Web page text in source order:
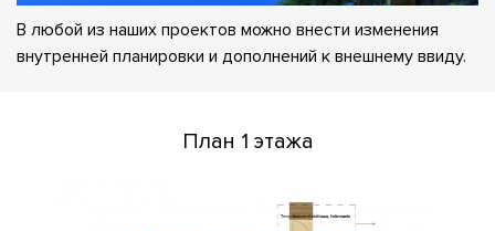
В любой из наших проектов можно внести изменения
внутренней планировки и дополнений к внешнему ввиду.
План 1 этажа